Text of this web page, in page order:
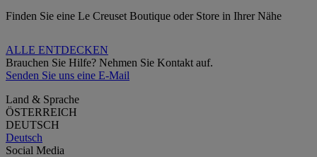
Finden Sie eine Le Creuset Boutique oder Store in Ihrer Nähe
ALLE ENTDECKEN
Brauchen Sie Hilfe? Nehmen Sie Kontakt auf.
Senden Sie uns eine E-Mail
Land & Sprache
ÖSTERREICH
DEUTSCH
Deutsch
Social Media